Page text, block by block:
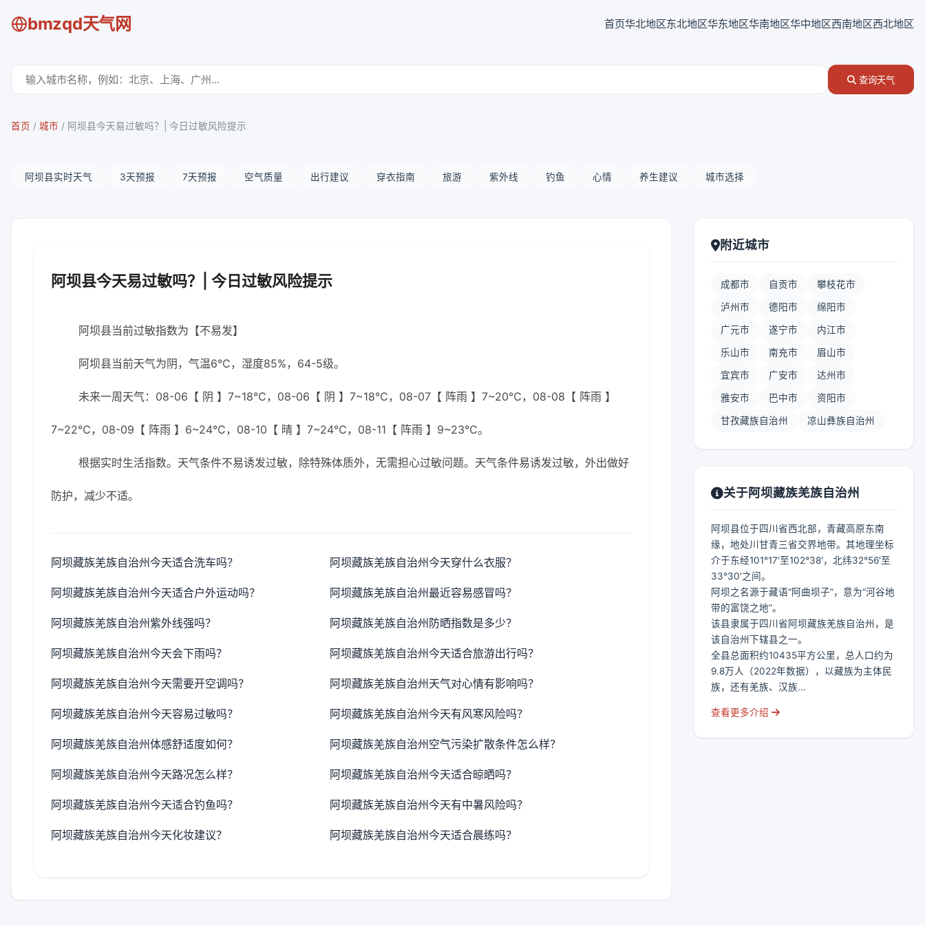
bmzqd天气网 首页华北地区东北地区华东地区华南地区华中地区西南地区西北地区
查询天气
首页 / 城市 / 阿坝县今天易过敏吗？| 今日过敏风险提示
阿坝县实时天气 3天预报 7天预报 空气质量 出行建议 穿衣指南 旅游 紫外线 钓鱼 心情 养生建议 城市选择
阿坝县今天易过敏吗？| 今日过敏风险提示
阿坝县当前过敏指数为【不易发】
阿坝县当前天气为阴，气温6℃，湿度85%，64-5级。
未来一周天气：08-06【 阴 】7~18℃，08-06【 阴 】7~18℃，08-07【 阵雨 】7~20℃，08-08【 阵雨 】
7~22℃，08-09【 阵雨 】6~24℃，08-10【 晴 】7~24℃，08-11【 阵雨 】9~23℃。
根据实时生活指数。天气条件不易诱发过敏，除特殊体质外，无需担心过敏问题。天气条件易诱发过敏，外出做好
防护，减少不适。
阿坝藏族羌族自治州今天适合洗车吗？ 阿坝藏族羌族自治州今天穿什么衣服？
阿坝藏族羌族自治州今天适合户外运动吗？ 阿坝藏族羌族自治州最近容易感冒吗？
阿坝藏族羌族自治州紫外线强吗？ 阿坝藏族羌族自治州防晒指数是多少？
阿坝藏族羌族自治州今天会下雨吗？ 阿坝藏族羌族自治州今天适合旅游出行吗？
阿坝藏族羌族自治州今天需要开空调吗？ 阿坝藏族羌族自治州天气对心情有影响吗？
阿坝藏族羌族自治州今天容易过敏吗？ 阿坝藏族羌族自治州今天有风寒风险吗？
阿坝藏族羌族自治州体感舒适度如何？ 阿坝藏族羌族自治州空气污染扩散条件怎么样？
阿坝藏族羌族自治州今天路况怎么样？ 阿坝藏族羌族自治州今天适合晾晒吗？
阿坝藏族羌族自治州今天适合钓鱼吗？ 阿坝藏族羌族自治州今天有中暑风险吗？
阿坝藏族羌族自治州今天化妆建议？ 阿坝藏族羌族自治州今天适合晨练吗？
附近城市
成都市 自贡市 攀枝花市
泸州市 德阳市 绵阳市
广元市 遂宁市 内江市
乐山市 南充市 眉山市
宜宾市 广安市 达州市
雅安市 巴中市 资阳市
甘孜藏族自治州 凉山彝族自治州
关于阿坝藏族羌族自治州
阿坝县位于四川省西北部，青藏高原东南
缘，地处川甘青三省交界地带。其地理坐标
介于东经101°17′至102°38′，北纬32°56′至
33°30′之间。
阿坝之名源于藏语“阿曲坝子”，意为“河谷地
带的富饶之地”。
该县隶属于四川省阿坝藏族羌族自治州，是
该自治州下辖县之一。
全县总面积约10435平方公里，总人口约为
9.8万人（2022年数据），以藏族为主体民
族，还有羌族、汉族...
查看更多介绍